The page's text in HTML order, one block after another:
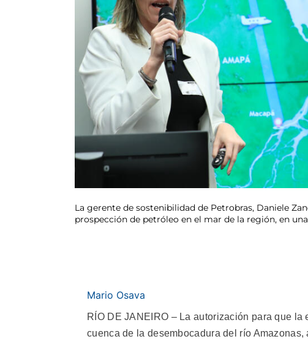
La gerente de sostenibilidad de Petrobras, Daniele
prospección de petróleo en el mar de la región, en
Mario Osava
RÍO DE JANEIRO – La autorización para que
cuenca de la desembocadura del río